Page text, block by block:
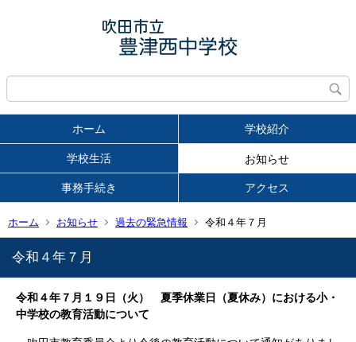
ホーム 学校紹介
学校生活 お知らせ
事務手続き アクセス
ホーム お知らせ 過去の緊急情報 令和４年７月
令和４年７月
令和４年７月１９日（火） 夏季休業日（夏休み）における小・
中学校の教育活動について